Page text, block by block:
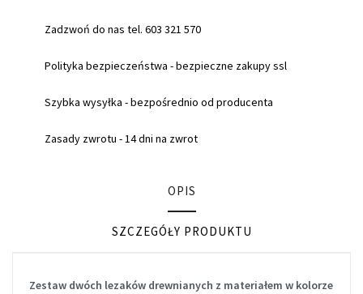
Zadzwoń do nas tel. 603 321 570
Polityka bezpieczeństwa - bezpieczne zakupy ssl
Szybka wysyłka - bezpośrednio od producenta
Zasady zwrotu - 14 dni na zwrot
OPIS
SZCZEGÓŁY PRODUKTU
Zestaw dwóch lezaków drewnianych z materiałem w kolorze